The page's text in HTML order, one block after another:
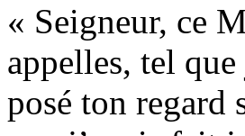
« Seigneur, ce
appelles, tel
posé ton regard